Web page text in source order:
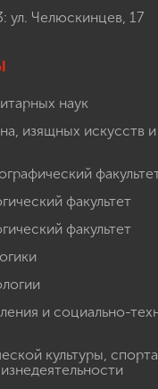
Челюскинцев, 17
наук
изящных искусств
факультет
факультет
и социально-
культуры,